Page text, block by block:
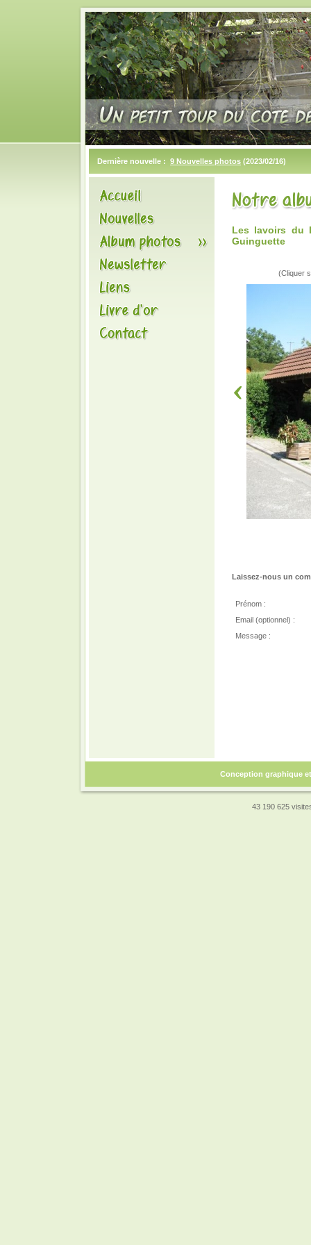
Dernière nouvelle : 9 Nouvelles photos (2023/02/16)
Les lavoirs
Guinguette
(Cliquer
Laissez-nous un
Prénom :
Email (optionnel) :
Message :
Conception graphique
43 190 625